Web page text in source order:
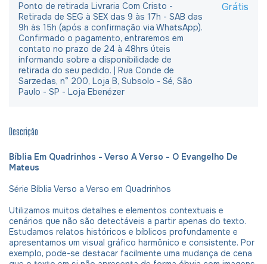
Ponto de retirada Livraria Com Cristo -
Retirada de SEG à SEX das 9 às 17h - SAB das
9h às 15h (após a confirmação via WhatsApp).
Confirmado o pagamento, entraremos em
contato no prazo de 24 à 48hrs úteis
informando sobre a disponibilidade de
retirada do seu pedido. | Rua Conde de
Sarzedas, n° 200, Loja B, Subsolo - Sé, São
Paulo - SP - Loja Ebenézer
Grátis
Descrição
Bíblia Em Quadrinhos - Verso A Verso - O Evangelho De
Mateus
Série Bíblia Verso a Verso em Quadrinhos
Utilizamos muitos detalhes e elementos contextuais e
cenários que não são detectáveis a partir apenas do texto.
Estudamos relatos históricos e bíblicos profundamente e
apresentamos um visual gráfico harmônico e consistente. Por
exemplo, pode-se destacar facilmente uma mudança de cena